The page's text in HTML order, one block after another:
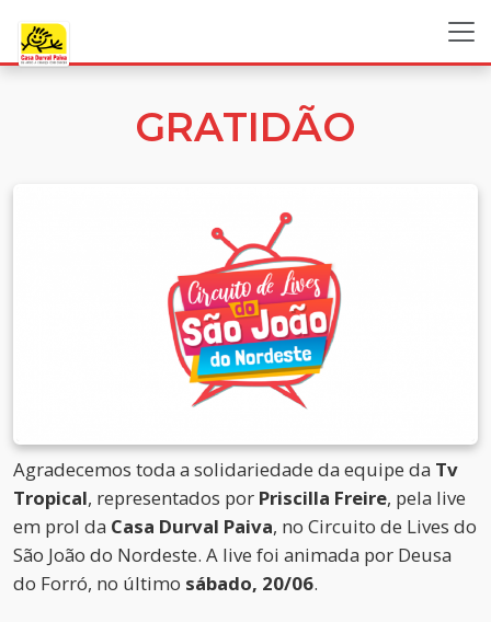
GRATIDÃO
Agradecemos toda a solidariedade da equipe da Tv
Tropical, representados por Priscilla Freire, pela live
em prol da Casa Durval Paiva, no Circuito de Lives do
São João do Nordeste. A live foi animada por Deusa
do Forró, no último sábado, 20/06.